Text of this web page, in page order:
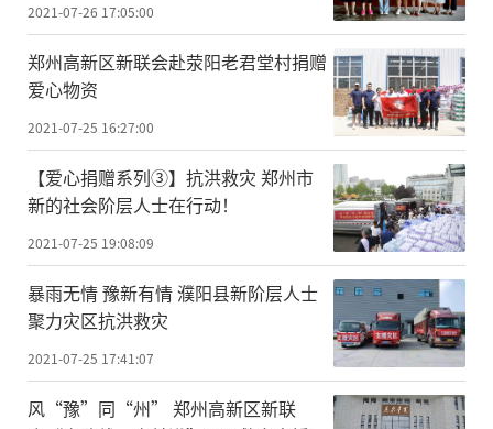
2021-07-26 17:05:00
郑州高新区新联会赴荥阳老君堂村捐赠
爱心物资
2021-07-25 16:27:00
【爱心捐赠系列③】抗洪救灾 郑州市
新的社会阶层人士在行动！
2021-07-25 19:08:09
暴雨无情 豫新有情 濮阳县新阶层人士
聚力灾区抗洪救灾
2021-07-25 17:41:07
风“豫”同“州” 郑州高新区新联